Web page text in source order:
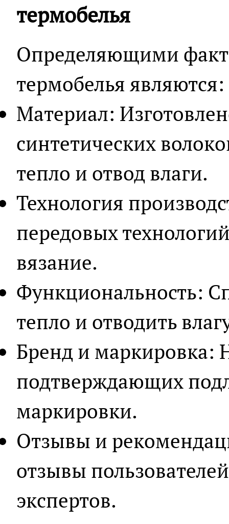
термобелья
Определяющими
термобелья являются:
Материал:
синтетических
тепло и отвод влаги.
Технология
передовых
вязание.
Функциональность:
тепло и отводить
Бренд и маркировка:
подтверждающих
маркировки.
Отзывы и
отзывы
экспертов.